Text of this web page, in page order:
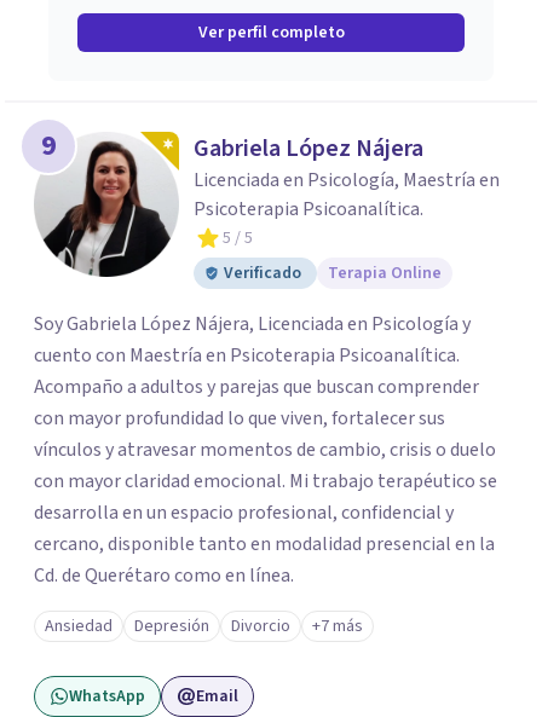
Ver perfil completo
9 Gabriela López Nájera
Licenciada en Psicología, Maestría en
Psicoterapia Psicoanalítica.
5 / 5
Verificado
Terapia Online
Soy Gabriela López Nájera, Licenciada en Psicología y
cuento con Maestría en Psicoterapia Psicoanalítica.
Acompaño a adultos y parejas que buscan comprender
con mayor profundidad lo que viven, fortalecer sus
vínculos y atravesar momentos de cambio, crisis o duelo
con mayor claridad emocional. Mi trabajo terapéutico se
desarrolla en un espacio profesional, confidencial y
cercano, disponible tanto en modalidad presencial en la
Cd. de Querétaro como en línea.
Ansiedad Depresión Divorcio +7 más
WhatsApp Email